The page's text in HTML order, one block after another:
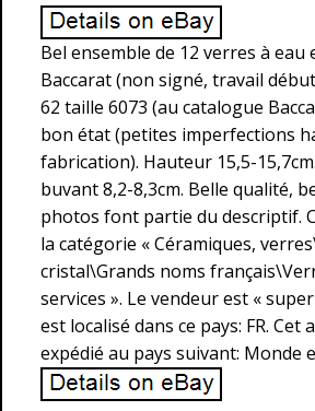
Bel ensemble de 12 verres à eau
Baccarat (non signé, travail
62 taille 6073 (au catalogue
bon état (petites imperfections
fabrication). Hauteur 15,5-
buvant 8,2-8,3cm. Belle qualité,
photos font partie du descriptif.
la catégorie « Céramiques,
cristal\Grands noms
services ». Le vendeur est «
est localisé dans ce pays: FR.
expédié au pays suivant: Monde